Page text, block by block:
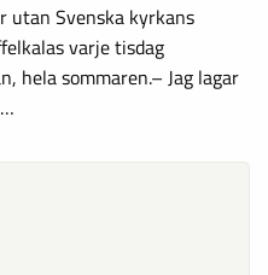
utan Svenska kyrkans
varje tisdag
hela sommaren.– Jag lagar